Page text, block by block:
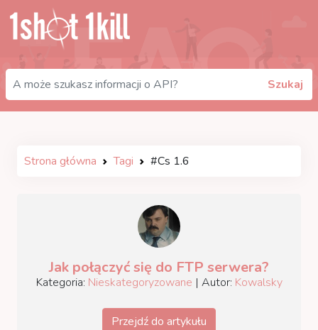
Szukaj
Strona główna Tagi #Cs 1.6
Jak połączyć się do FTP serwera?
Kategoria: Nieskategoryzowane | Autor: Kowalsky
Przejdź do artykułu